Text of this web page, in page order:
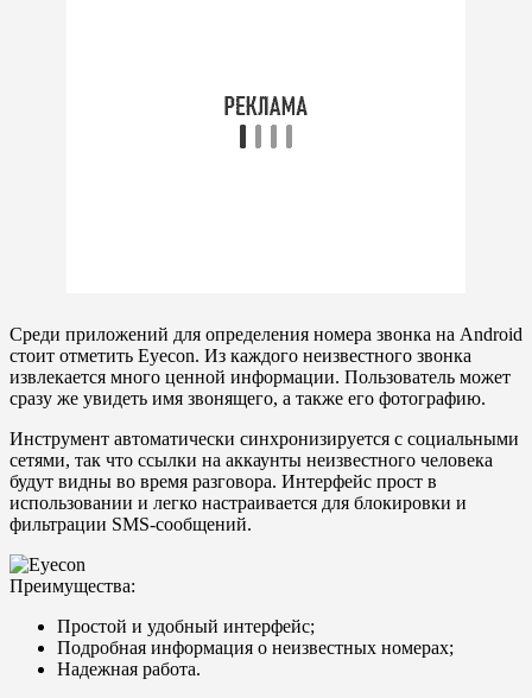
Среди приложений для определения номера звонка на Android
стоит отметить Eyecon. Из каждого неизвестного звонка
извлекается много ценной информации. Пользователь может
сразу же увидеть имя звонящего, а также его фотографию.
Инструмент автоматически синхронизируется с социальными
сетями, так что ссылки на аккаунты неизвестного человека
будут видны во время разговора. Интерфейс прост в
использовании и легко настраивается для блокировки и
фильтрации SMS-сообщений.
Преимущества:
Простой и удобный интерфейс;
Подробная информация о неизвестных номерах;
Надежная работа.